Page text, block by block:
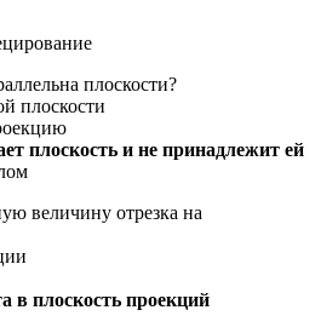
плоскости?
плоскости
плоскость и не принадлежит ей
величину отрезка на
плоскость проекций